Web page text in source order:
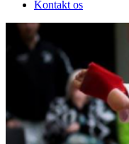
Kontakt os